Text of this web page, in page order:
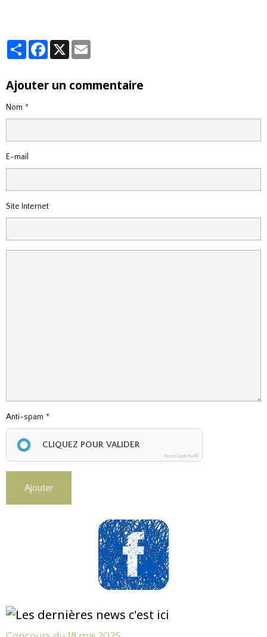
PartagerFacebook
X
Ajouter un commentaire
Nom
E-mail
Site Internet
Anti-spam
CLIQUEZ POUR VALIDER
IconCaptcha ©
Ajouter